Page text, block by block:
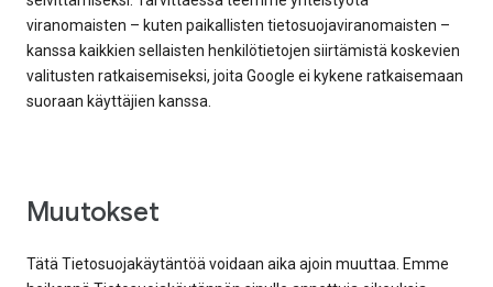
viranomaisten – kuten paikallisten tietosuojaviranomaisten –
kanssa kaikkien sellaisten henkilötietojen siirtämistä koskevien
valitusten ratkaisemiseksi, joita Google ei kykene ratkaisemaan
suoraan käyttäjien kanssa.
Muutokset
Tätä Tietosuojakäytäntöä voidaan aika ajoin muuttaa. Emme